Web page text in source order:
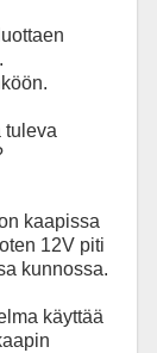
tuleva
kaapissa
12V piti
kunnossa.
käyttää